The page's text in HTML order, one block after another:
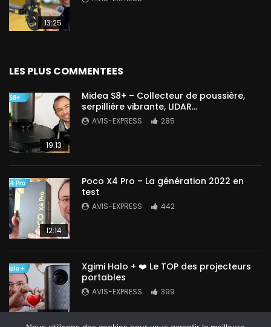
13:25
LES PLUS COMMENTEES
19:13
Midea S8+ – Collecteur de poussière,
serpillière vibrante, LIDAR…
AVIS-EXPRESS 285
12:14
Poco X4 Pro – La génération 2022 en
test
AVIS-EXPRESS 442
Xgimi Halo + ❤️ Le TOP des projecteurs
portables
AVIS-EXPRESS 399